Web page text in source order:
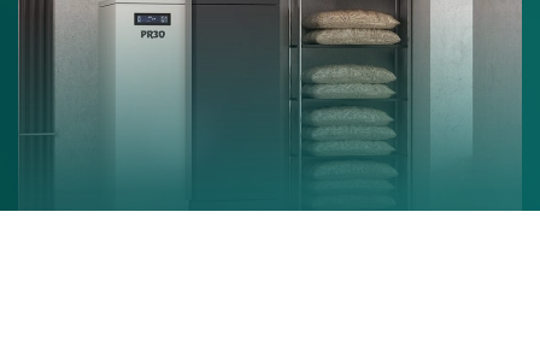
Chaudière à granulés